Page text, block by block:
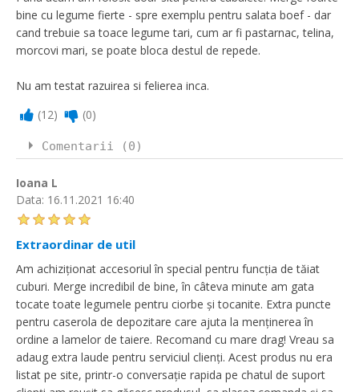
bine cu legume fierte - spre exemplu pentru salata boef - dar
cand trebuie sa toace legume tari, cum ar fi pastarnac, telina,
morcovi mari, se poate bloca destul de repede.
Nu am testat razuirea si felierea inca.
(12) (0)
Comentarii (0)
Ioana L
Data: 16.11.2021 16:40
Extraordinar de util
Am achiziționat accesoriul în special pentru funcția de tăiat
cuburi. Merge incredibil de bine, în câteva minute am gata
tocate toate legumele pentru ciorbe și tocanite. Extra puncte
pentru caserola de depozitare care ajuta la menținerea în
ordine a lamelor de taiere. Recomand cu mare drag! Vreau sa
adaug extra laude pentru serviciul clienți. Acest produs nu era
listat pe site, printr-o conversație rapida pe chatul de suport